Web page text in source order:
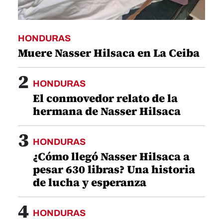
HONDURAS
Muere Nasser Hilsaca en La Ceiba
2 HONDURAS
El conmovedor relato de la
hermana de Nasser Hilsaca
3 HONDURAS
¿Cómo llegó Nasser Hilsaca a
pesar 630 libras? Una historia
de lucha y esperanza
4 HONDURAS